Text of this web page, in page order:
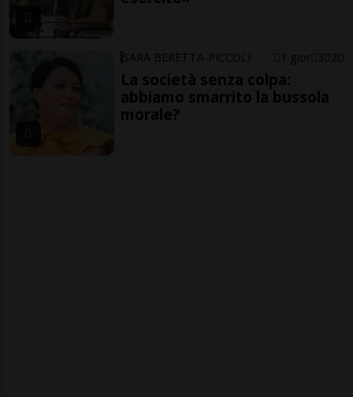
SARA BERETTA-PICCOLI 1 gior 3 20
La società senza colpa:
abbiamo smarrito la bussola
morale?